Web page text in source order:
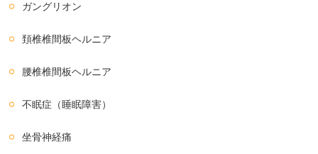
ガングリオン
頚椎椎間板ヘルニア
腰椎椎間板ヘルニア
不眠症（睡眠障害）
坐骨神経痛